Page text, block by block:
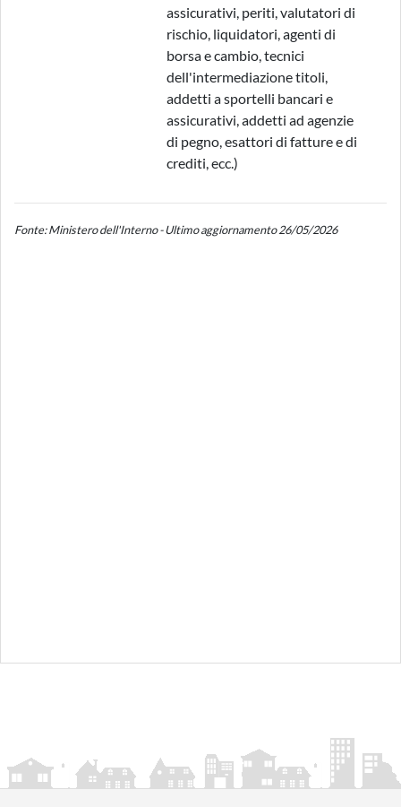
assicurativi, periti, valutatori di
rischio, liquidatori, agenti di
borsa e cambio, tecnici
dell'intermediazione titoli,
addetti a sportelli bancari e
assicurativi, addetti ad agenzie
di pegno, esattori di fatture e di
crediti, ecc.)
Fonte: Ministero dell'Interno - Ultimo aggiornamento 26/05/2026